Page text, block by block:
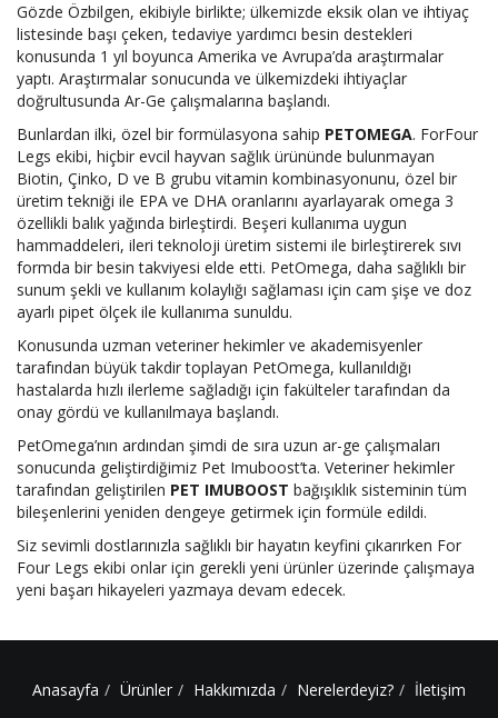
Gözde Özbilgen, ekibiyle birlikte; ülkemizde eksik olan ve ihtiyaç
listesinde başı çeken, tedaviye yardımcı besin destekleri
konusunda 1 yıl boyunca Amerika ve Avrupa’da araştırmalar
yaptı. Araştırmalar sonucunda ve ülkemizdeki ihtiyaçlar
doğrultusunda Ar-Ge çalışmalarına başlandı.
Bunlardan ilki, özel bir formülasyona sahip PETOMEGA. ForFour
Legs ekibi, hiçbir evcil hayvan sağlık ürününde bulunmayan
Biotin, Çinko, D ve B grubu vitamin kombinasyonunu, özel bir
üretim tekniği ile EPA ve DHA oranlarını ayarlayarak omega 3
özellikli balık yağında birleştirdi. Beşeri kullanıma uygun
hammaddeleri, ileri teknoloji üretim sistemi ile birleştirerek sıvı
formda bir besin takviyesi elde etti. PetOmega, daha sağlıklı bir
sunum şekli ve kullanım kolaylığı sağlaması için cam şişe ve doz
ayarlı pipet ölçek ile kullanıma sunuldu.
Konusunda uzman veteriner hekimler ve akademisyenler
tarafından büyük takdir toplayan PetOmega, kullanıldığı
hastalarda hızlı ilerleme sağladığı için fakülteler tarafından da
onay gördü ve kullanılmaya başlandı.
PetOmega’nın ardından şimdi de sıra uzun ar-ge çalışmaları
sonucunda geliştirdiğimiz Pet Imuboost’ta. Veteriner hekimler
tarafından geliştirilen PET IMUBOOST bağışıklık sisteminin tüm
bileşenlerini yeniden dengeye getirmek için formüle edildi.
Siz sevimli dostlarınızla sağlıklı bir hayatın keyfini çıkarırken For
Four Legs ekibi onlar için gerekli yeni ürünler üzerinde çalışmaya
yeni başarı hikayeleri yazmaya devam edecek.
Anasayfa Ürünler Hakkımızda Nerelerdeyiz? İletişim